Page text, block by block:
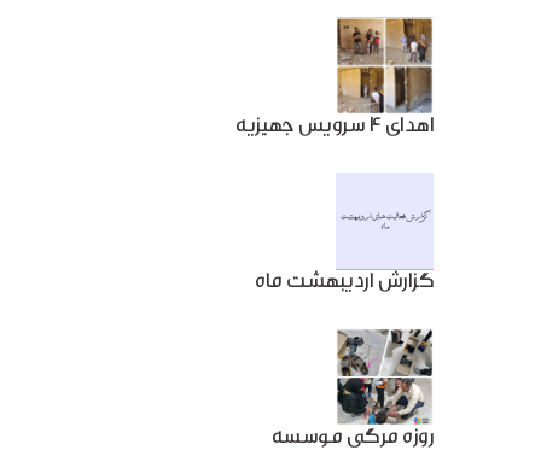
اهدای 4 سرویس جهیزیه
گزارش اردیبهشت ماه
روزه مرگی موسسه